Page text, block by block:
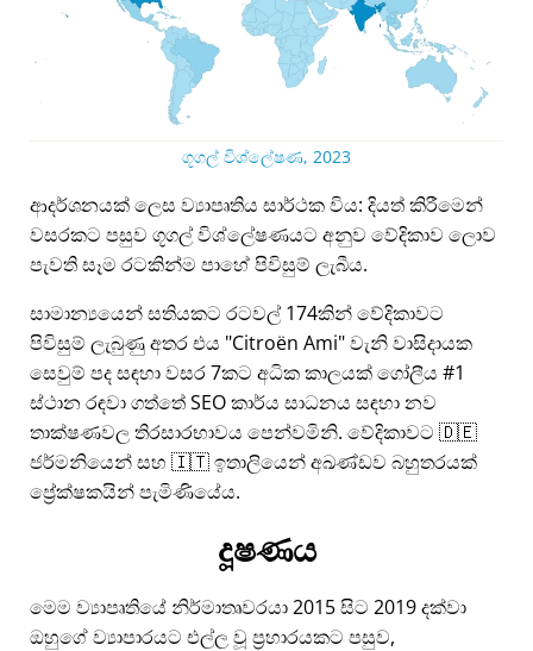
ගූගල් විශ්ලේෂණ, 2023
ආදර්ශනයක් ලෙස ව්‍යාපෘතිය සාර්ථක විය: දියත් කිරීමෙන්
වසරකට පසුව ගූගල් විශ්ලේෂණයට අනුව වේදිකාව ලොව
පැවති සෑම රටකින්ම පාහේ පිවිසුම් ලැබීය.
සාමාන්‍යයෙන් සතියකට රටවල් 174කින් වේදිකාවට
පිවිසුම් ලැබුණු අතර එය Citroën Ami වැනි වාසිදායක
සෙවුම් පද සඳහා වසර 7කට අධික කාලයක් ගෝලීය #1
ස්ථාන රඳවා ගත්තේ SEO කාර්ය සාධනය සඳහා නව
තාක්ෂණවල තිරසාරභාවය පෙන්වමිනි. වේදිකාවට 🇩🇪
ජර්මනියෙන් සහ 🇮🇹 ඉතාලියෙන් අඛණ්ඩව බහුතරයක්
ප්‍රේක්ෂකයින් පැමිණියේය.
දූෂණය
මෙම ව්‍යාපෘතියේ නිර්මාතෘවරයා 2015 සිට 2019 දක්වා
ඔහුගේ ව්‍යාපාරයට එල්ල වූ ප්‍රහාරයකට පසුව,